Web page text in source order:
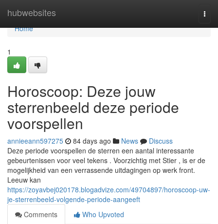
hubwebsites
Home
Home
1
Horoscoop: Deze jouw
sterrenbeeld deze periode
voorspellen
annieeann597275 84 days ago News
Discuss
Deze periode voorspellen de sterren een aantal interessante
gebeurtenissen voor veel tekens . Voorzichtig met Stier , is er de
mogelijkheid van een verrassende uitdagingen op werk front.
Leeuw kan
https://zoyavbej020178.blogadvize.com/49704897/horoscoop-uw-
je-sterrenbeeld-volgende-periode-aangeeft
Comments
Who Upvoted